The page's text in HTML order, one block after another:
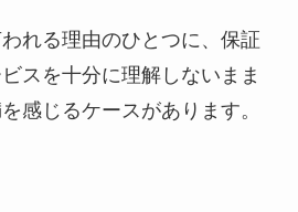
れる理由のひとつに、保証
スを十分に理解しないまま
感じるケースがあります。